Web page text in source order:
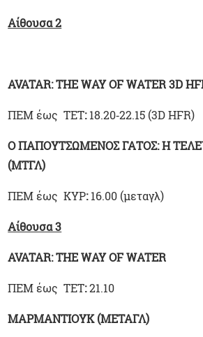
Αίθουσα 2
AVATAR: THE WAY OF WATER 3D
ΠΕΜ έως ΤΕΤ:18.20‑22.15 (3D HFR)
Ο ΠΑΠΟΥΤΣΩΜΕΝΟΣ ΓΑΤΟΣ: Η
(ΜΤΓΛ)
ΠΕΜ έως ΚΥΡ:16.00 (μεταγλ)
Αίθουσα 3
AVATAR: THE WAY OF WATER
ΠΕΜ έως ΤΕΤ:21.10
ΜΑΡΜΑΝΤΙΟΥΚ (ΜΕΤΑΓΛ)